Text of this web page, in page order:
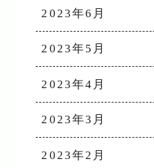
2023年6月
2023年5月
2023年4月
2023年3月
2023年2月